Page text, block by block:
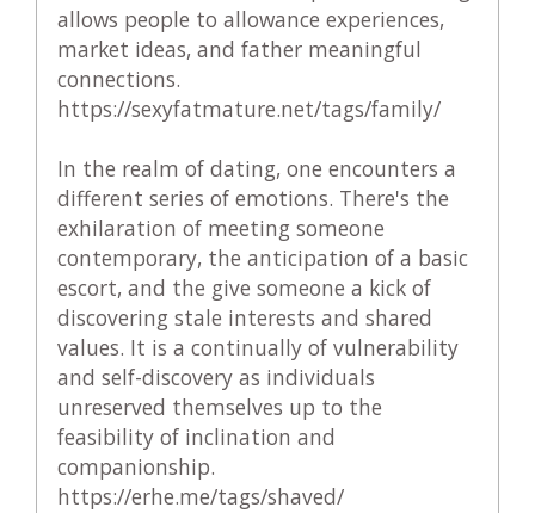
allows people to allowance experiences,
market ideas, and father meaningful
connections.
https://sexyfatmature.net/tags/family/
In the realm of dating, one encounters a
different series of emotions. There's the
exhilaration of meeting someone
contemporary, the anticipation of a basic
escort, and the give someone a kick of
discovering stale interests and shared
values. It is a continually of vulnerability
and self-discovery as individuals
unreserved themselves up to the
feasibility of inclination and
companionship.
https://erhe.me/tags/shaved/